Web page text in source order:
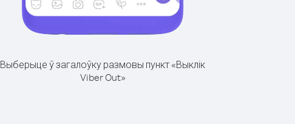
Выберыце ў загалоўку размовы пункт «Выклік
Viber Out»